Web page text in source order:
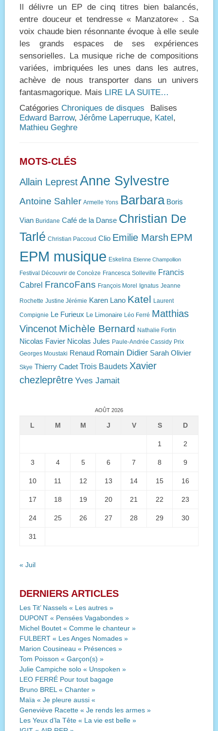
Il délivre un EP de cinq titres bien balancés,
entre douceur et tendresse « Manzatore« . Sa
voix chaude bien résonnante évoque à elle seule
les grands espaces de ses expériences
sensorielles. La musique riche de compositions
variées, imbriquées les unes dans les autres,
achève de nous transporter dans un univers
fantasmagorique. Mais LIRE LA SUITE…
Catégories Chroniques de disques
Balises
Edward Barrow, Jérôme Laperruque, Katel,
Mathieu Geghre
MOTS-CLÉS
Allain LeprestAnne Sylvestre
Antoine Sahler Armelle Yons Barbara Boris
Vian Buridane Café de la Danse Christian De
Tarlé Christian Paccoud Clio Emilie Marsh EPM
EPM musique Eskelina Etienne Champollion
Festival Découvrir de Concèze Francesca Solleville Francis
Cabrel FrancoFans François Morel Ignatus Jeanne
Rochette Justine Jérémie Karen Lano Katel Laurent
Compignie Le Furieux Le Limonaire Léo Ferré Matthias
Vincenot Michèle Bernard Nathalie Fortin
Nicolas Favier Nicolas Jules Paule-Andrée Cassidy Prix
Georges Moustaki Renaud Romain Didier Sarah Olivier
Skye Thierry Cadet Trois Baudets Xavier
chezleprêtre Yves Jamait
AOÛT 2026
L M M J V S D
1 2
3 4 5 6 7 8 9
10 11 12 13 14 15 16
17 18 19 20 21 22 23
24 25 26 27 28 29 30
31
« Juil
DERNIERS ARTICLES
Les Tit’ Nassels « Les autres »
DUPONT « Pensées Vagabondes »
Michel Boutet « Comme le chanteur »
FULBERT « Les Anges Nomades »
Marion Cousineau « Présences »
Tom Poisson « Garçon(s) »
Julie Campiche solo « Unspoken »
LEO FERRÉ Pour tout bagage
Bruno BREL « Chanter »
Maïa « Je pleure aussi «
Geneviève Racette « Je rends les armes »
Les Yeux d’la Tête « La vie est belle »